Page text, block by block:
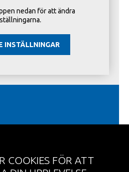
nedan för att ändra
INSTÄLLNINGAR
COOKIES FÖR ATT